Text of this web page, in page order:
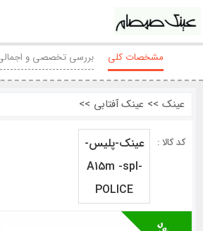
مشخصات کلی بررسی تخصصی و
عینک >> عینک آفتابی >>
کد کالا :
عینک-پلیس-
A15m -spl-
POLICE